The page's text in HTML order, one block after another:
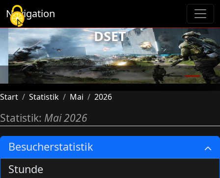
Navigation
Previous Next
DSET
Start Statistik Mai 2026
Statistik: Mai 2026
Besucherstatistik
Stunde
Cookie-Einstellungen